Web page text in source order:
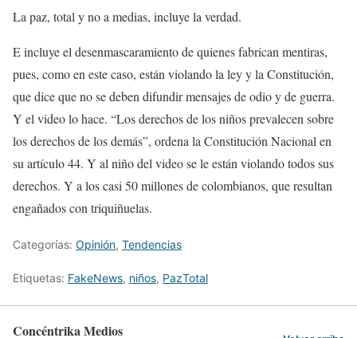
La paz, total y no a medias, incluye la verdad.
E incluye el desenmascaramiento de quienes fabrican mentiras,
pues, como en este caso, están violando la ley y la Constitución,
que dice que no se deben difundir mensajes de odio y de guerra.
Y el video lo hace. “Los derechos de los niños prevalecen sobre
los derechos de los demás”, ordena la Constitución Nacional en
su artículo 44. Y al niño del video se le están violando todos sus
derechos. Y a los casi 50 millones de colombianos, que resultan
engañados con triquiñuelas.
Categorías: Opinión, Tendencias
Etiquetas: FakeNews, niños, PazTotal
Concéntrika Medios